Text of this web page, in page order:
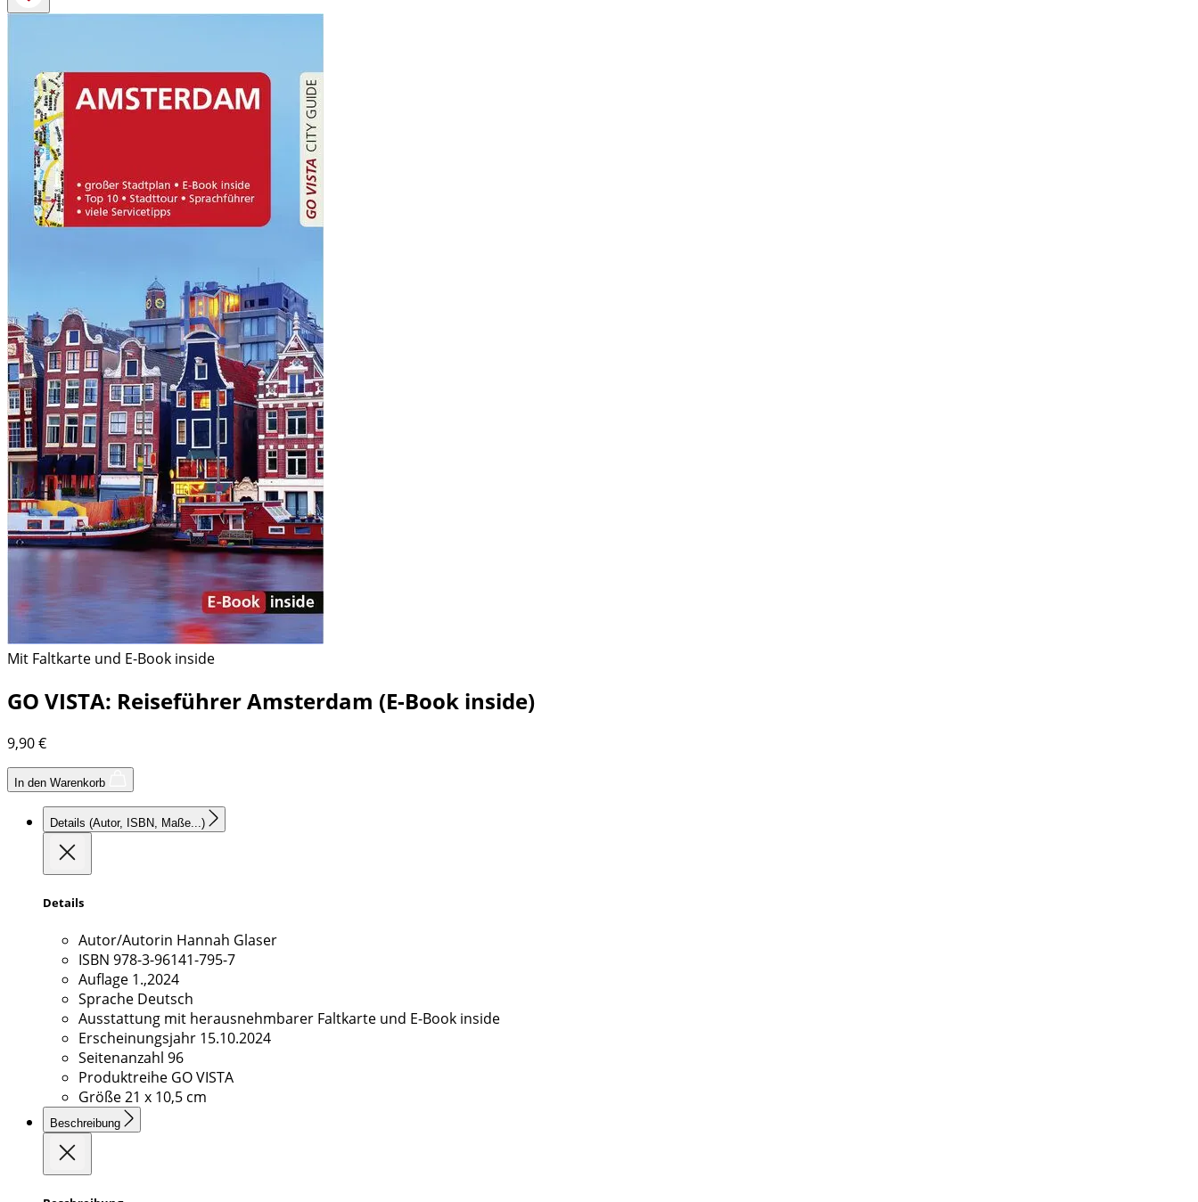
Mit Faltkarte und E-Book inside
GO VISTA: Reiseführer Amsterdam (E-Book inside)
9,90€
In den Warenkorb
Details (Autor, ISBN, Maße...)
Details
Autor/Autorin Hannah Glaser
ISBN 978-3-96141-795-7
Auflage 1.,2024
Sprache Deutsch
Ausstattung mit herausnehmbarer Faltkarte und E-Book inside
Erscheinungsjahr 15.10.2024
Seitenanzahl 96
Produktreihe GO VISTA
Größe21 x 10,5 cm
Beschreibung